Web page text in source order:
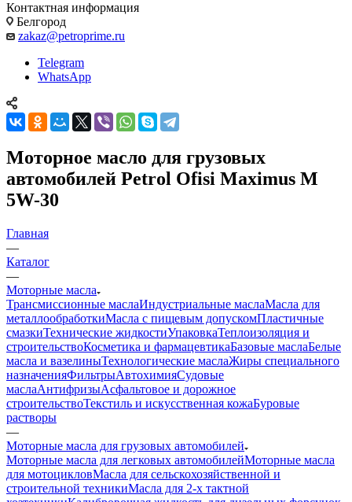
Контактная информация
Белгород
zakaz@petroprime.ru
Telegram
WhatsApp
Моторное масло для грузовых
автомобилей Petrol Ofisi Maximus M
5W-30
Главная
—
Каталог
—
Моторные масла
Трансмиссионные маслаИндустриальные маслаМасла для
металлообработкиМасла с пищевым допускомПластичные
смазкиТехнические жидкостиУпаковкаТеплоизоляция и
строительствоКосметика и фармацевтикаБазовые маслаБелые
масла и вазелиныТехнологические маслаЖиры специального
назначенияФильтрыАвтохимияСудовые
маслаАнтифризыАсфальтовое и дорожное
строительствоТекстиль и искусственная кожаБуровые
растворы
—
Моторные масла для грузовых автомобилей
Моторные масла для легковых автомобилейМоторные масла
для мотоцикловМасла для сельскохозяйственной и
строительной техникиМасла для 2-х тактной